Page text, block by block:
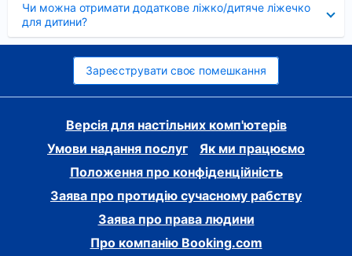
Чи можна отримати додаткове ліжко/дитяче ліжечко
для дитини?
Зареєструвати своє помешкання
Версія для настільних комп'ютерів
Умови надання послуг
Як ми працюємо
Положення про конфіденційність
Заява про протидію сучасному рабству
Заява про права людини
Про компанію Booking.com